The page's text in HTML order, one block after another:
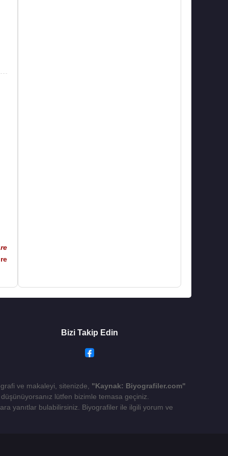
Bizi Takip Edin
ve makaleyi, sitenizde, "Kaynak: Biyografiler.com"
lütfen bizimle temasa geçiniz.
yanıtlar bulabilirsiniz. Biyografiler ile ilgili yorum ve